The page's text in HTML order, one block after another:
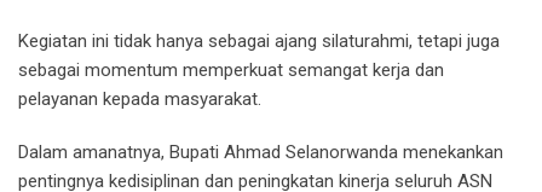
Kegiatan ini tidak hanya sebagai ajang silaturahmi, tetapi juga
sebagai momentum memperkuat semangat kerja dan
pelayanan kepada masyarakat.
Dalam amanatnya, Bupati Ahmad Selanorwanda menekankan
pentingnya kedisiplinan dan peningkatan kinerja seluruh ASN